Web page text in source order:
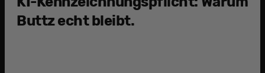
Buttz echt bleibt.